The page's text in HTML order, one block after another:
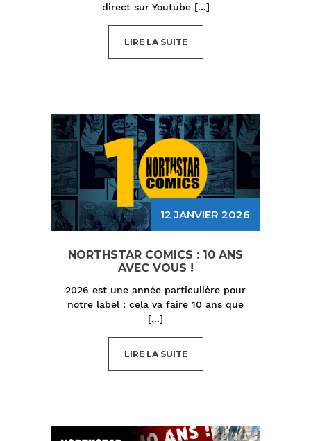
direct sur Youtube [...]
LIRE LA SUITE
12 JANVIER 2026
NORTHSTAR COMICS : 10 ANS
AVEC VOUS !
2026 est une année particulière pour
notre label : cela va faire 10 ans que
[...]
LIRE LA SUITE